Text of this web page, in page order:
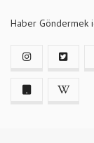
Haber Göndermek